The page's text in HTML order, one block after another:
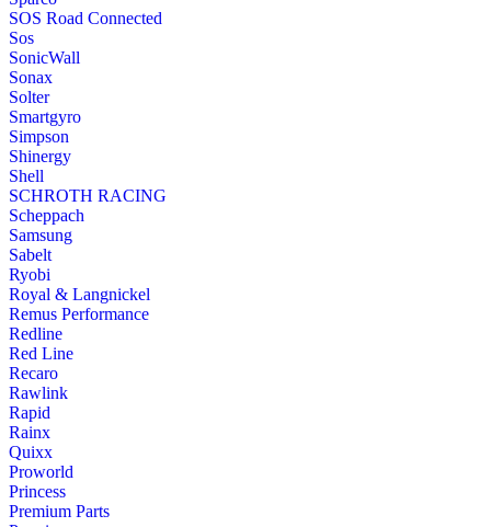
SOS Road Connected
Sos
SonicWall
Sonax
Solter
Smartgyro
Simpson
Shinergy
Shell
SCHROTH RACING
Scheppach
Samsung
Sabelt
Ryobi
Royal & Langnickel
Remus Performance
Redline
Red Line
Recaro
Rawlink
Rapid
Rainx
Quixx
Proworld
Princess
Premium Parts